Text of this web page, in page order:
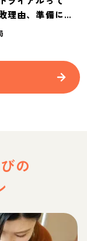
理由、準備に必
の